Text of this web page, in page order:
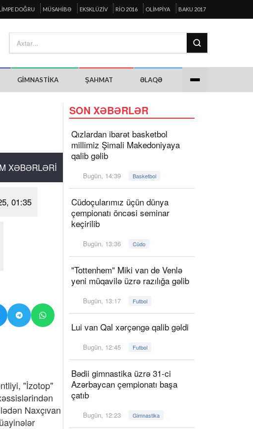
DOĞRU MÜSAHIBƏ EKSKLÜZIV RIO 2016 OLIMPIYA BAKU 2017
GIMNASTIKA ŞAHMAT ƏLAQƏ
XƏBƏRLƏRI
01:35
"İzotop"
Naxçıvan
SON XƏBƏRLƏR
Qızlardan ibarət basketbol
millimiz Şimali Makedoniyaya
qalib gəlib
Bugün, 14:39 Basketbol
Cüdoçularımız üçün dünya
çempionatı öncəsi seminar
keçirilib
Bugün, 13:36 Cüdo
"Tottenhem" Miki van de Venlə
yeni müqavilə üzrə razılığa gəlib
Bugün, 13:17 Futbol
Lui van Qal xərçəngə qalib gəldi
Bugün, 12:45 Futbol
Bədii gimnastika üzrə 31-ci
Azərbaycan çempionatı başa
çatıb
Bugün, 12:23 Gimnastika